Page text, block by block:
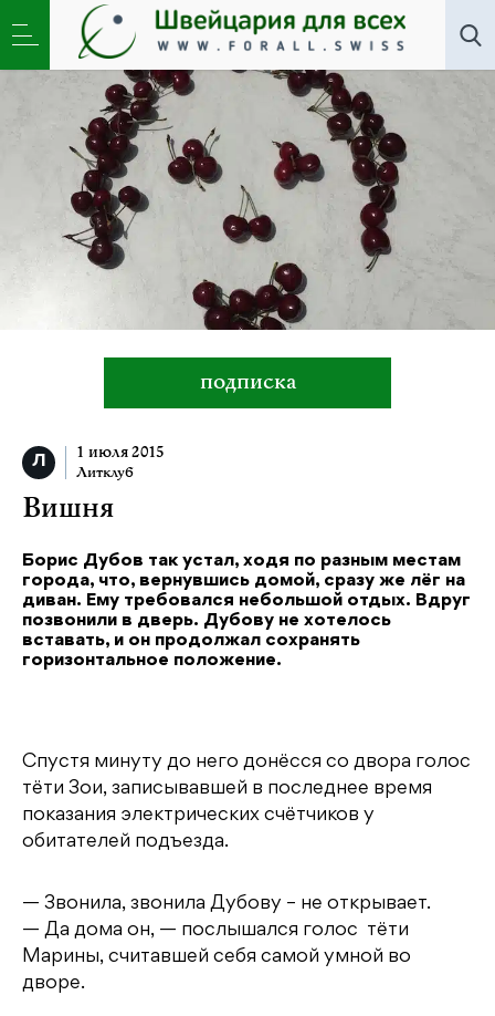
Литклуб»Вишня
подписка
1 июля 2015
Литклуб
Вишня
Борис Дубов так устал, ходя по разным местам
города, что, вернувшись домой, сразу же лёг на
диван. Ему требовался небольшой отдых. Вдруг
позвонили в дверь. Дубову не хотелось
вставать, и он продолжал сохранять
горизонтальное положение.
Спустя минуту до него донёсся со двора голос
тёти Зои, записывавшей в последнее время
показания электрических счётчиков у
обитателей подъезда.
— Звонила, звонила Дубову – не открывает.
— Да дома он, — послышался голос тёти
Марины, считавшей себя самой умной во
дворе.